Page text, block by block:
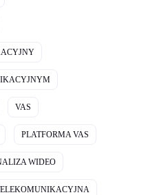
VAS
PLATFORMA VAS
WIDEO